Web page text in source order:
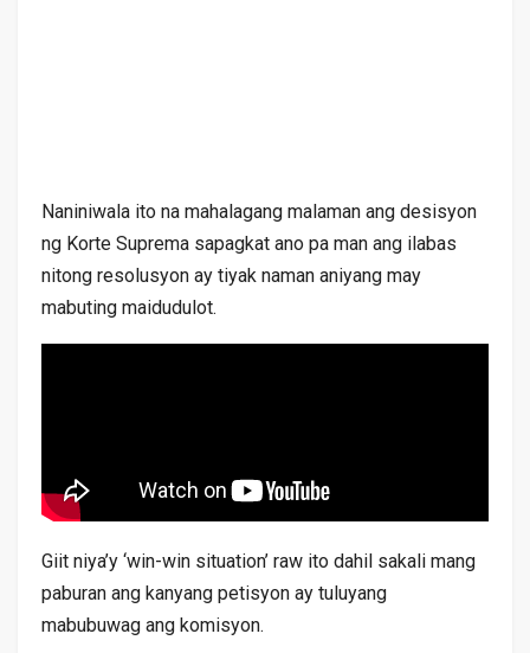
Naniniwala ito na mahalagang malaman ang desisyon
ng Korte Suprema sapagkat ano pa man ang ilabas
nitong resolusyon ay tiyak naman aniyang may
mabuting maidudulot.
Giit niya’y ‘win-win situation’ raw ito dahil sakali mang
paburan ang kanyang petisyon ay tuluyang
mabubuwag ang komisyon.